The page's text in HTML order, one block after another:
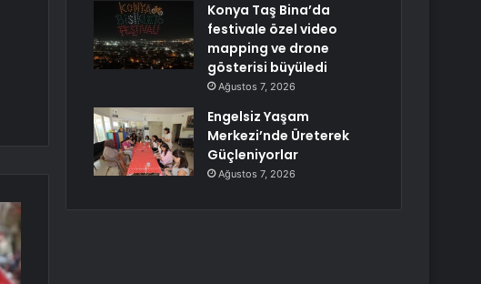
Konya Taş Bina’da
festivale özel video
mapping ve drone
gösterisi büyüledi
Ağustos 7, 2026
Engelsiz Yaşam
Merkezi’nde Üreterek
Güçleniyorlar
Ağustos 7, 2026